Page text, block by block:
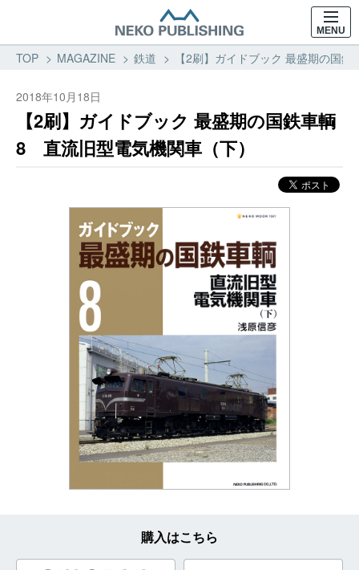
MENU
TOP MAGAZINE 鉄道 【2刷】ガイドブック 最盛期の国
2018年10月18日
【2刷】ガイドブック 最盛期の国鉄車輌
8 直流旧型電気機関車（下）
購入はこちら